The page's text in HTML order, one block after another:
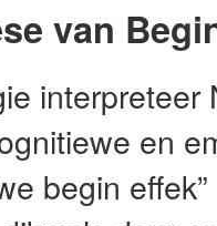
van
interpreteer
en
begin